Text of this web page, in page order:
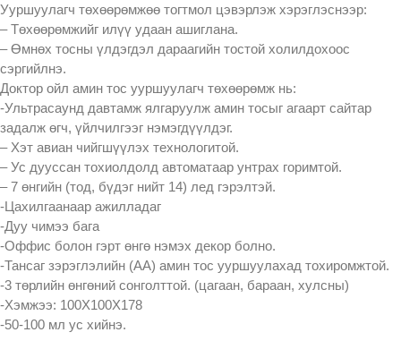
Ууршуулагч төхөөрөмжөө тогтмол цэвэрлэж хэрэглэснээр:
– Төхөөрөмжийг илүү удаан ашиглана.
– Өмнөх тосны үлдэгдэл дараагийн тостой холилдохоос
сэргийлнэ.
Доктор ойл амин тос ууршуулагч төхөөрөмж нь:
-Ультрасаунд давтамж ялгаруулж амин тосыг агаарт сайтар
задалж өгч, үйлчилгээг нэмэгдүүлдэг.
– Хэт авиан чийгшүүлэх технологитой.
– Ус дууссан тохиолдолд автоматаар унтрах горимтой.
– 7 өнгийн (тод, бүдэг нийт 14) лед гэрэлтэй.
-Цахилгаанаар ажилладаг
-Дуу чимээ бага
-Оффис болон гэрт өнгө нэмэх декор болно.
-Тансаг зэрэглэлийн (АА) амин тос ууршуулахад тохиромжтой.
-3 төрлийн өнгөний сонголттой. (цагаан, бараан, хулсны)
-Хэмжээ: 100X100X178
-50-100 мл ус хийнэ.